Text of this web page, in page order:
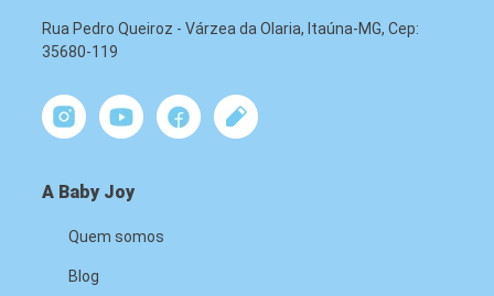
Rua Pedro Queiroz - Várzea da Olaria, Itaúna-MG, Cep:
35680-119
A Baby Joy
Quem somos
Blog